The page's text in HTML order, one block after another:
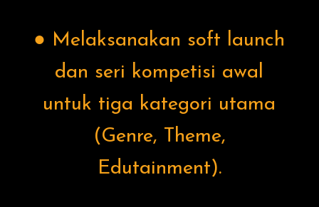
● Melaksanakan soft launch
dan seri kompetisi awal
untuk tiga kategori utama
(Genre, Theme,
Edutainment).